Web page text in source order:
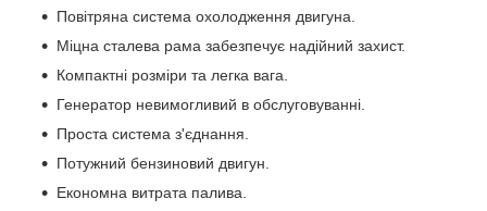
Повітряна система охолодження двигуна.
Міцна сталева рама забезпечує надійний захист.
Компактні розміри та легка вага.
Генератор невимогливий в обслуговуванні.
Проста система з'єднання.
Потужний бензиновий двигун.
Економна витрата палива.